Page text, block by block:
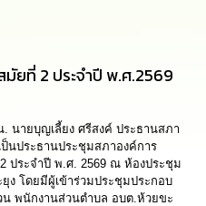
ยที่ 2 ประจำปี พ.ศ.2569
. นายบุญเลี้ยง ศรีสงค์ ประธานสภา
นประธานประชุมสภาองค์การ
ประจำปี พ.ศ. 2569 ณ ห้องประชุม
ง โดยมีผู้เข้าร่วมประชุมประกอบ
พนักงานส่วนตำบล อบต.ห้วยขะ